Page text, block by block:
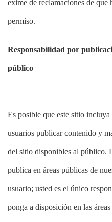
exime de reclamaciones de que
permiso.
Responsabilidad por
público
Es posible que este sitio
usuarios publicar contenido y
del sitio disponibles al público.
publica en áreas públicas de
usuario; usted es el único
ponga a disposición en las